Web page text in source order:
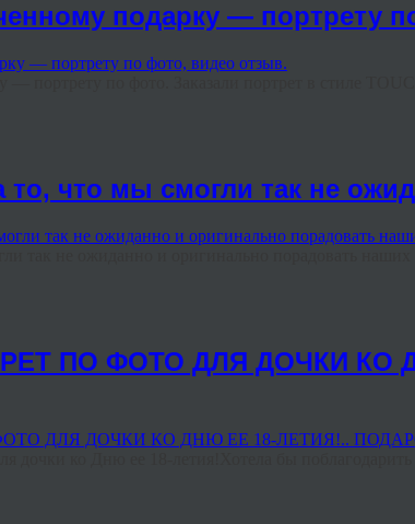
подарку — портрету
то, что мы смогли так не
ПО ФОТО ДЛЯ ДОЧКИ КО